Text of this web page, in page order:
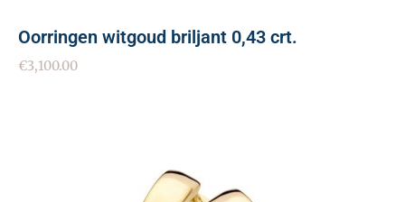
Oorringen witgoud briljant 0,43 crt.
€3,100.00